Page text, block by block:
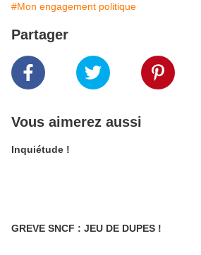
#Mon engagement politique
Partager
Vous aimerez aussi
Inquiétude !
GREVE SNCF : JEU DE DUPES !